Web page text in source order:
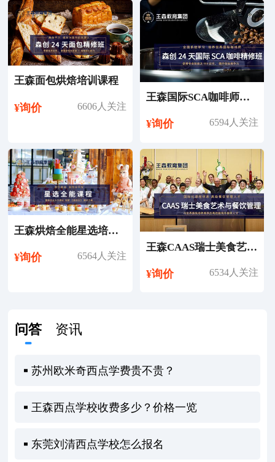
王森面包烘焙培训课程
¥询价 6606人关注
王森国际SCA咖啡师考证培训课程
¥询价 6594人关注
王森烘焙全能星选培训课程
¥询价 6564人关注
王森CAAS瑞士美食艺术与餐饮管理专业留学
¥询价 6534人关注
问答 资讯
苏州欧米奇西点学费贵不贵？
王森西点学校收费多少？价格一览
东莞刘清西点学校怎么报名